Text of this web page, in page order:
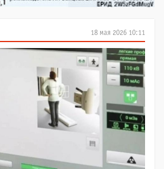
18 мая 2026 10:11